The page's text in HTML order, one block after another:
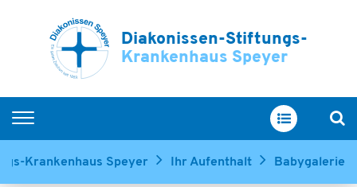
Diakonissen-Stiftungs-
Krankenhaus Speyer
Home
Krankenhaus Speyer Ihr Aufenthalt Babygalerie